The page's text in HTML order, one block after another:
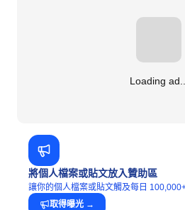
Loading ad...
將個人檔案或貼文放入贊助區
讓你的個人檔案或貼文觸及每日
取得曝光 →